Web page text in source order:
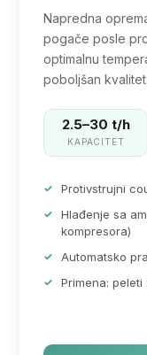
Napredna
pogače posle
optimalnu
poboljšan
2.5–30 t/h
KAPACITET
Protivstrujni
Hlađenje sa
kompresora)
Automatsko
Primena: